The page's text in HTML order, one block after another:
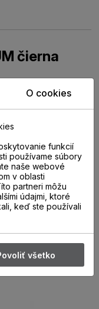
čierna
lištám AL
O cookies
funkcií
používame súbory
naše webové
v oblasti
partneri môžu
údajmi, ktoré
keď ste používali
všetko